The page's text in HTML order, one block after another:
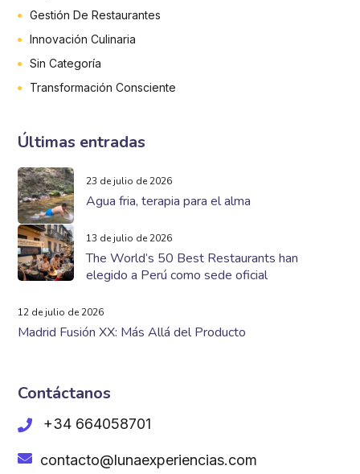
Gestión De Restaurantes
Innovación Culinaria
Sin Categoría
Transformación Consciente
Últimas entradas
23 de julio de 2026
Agua fria, terapia para el alma
13 de julio de 2026
The World’s 50 Best Restaurants han
elegido a Perú como sede oficial
12 de julio de 2026
Madrid Fusión XX: Más Allá del Producto
Contáctanos
+34 664058701
contacto@lunaexperiencias.com